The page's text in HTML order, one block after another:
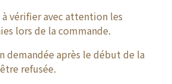
vérifier avec attention les
lors de la commande.
après le début de la
refusée.